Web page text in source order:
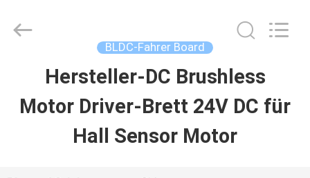
STARTSEITE
PRODUKTE
Shell
Motor
BLDC-Fahrer Board
Hersteller-DC Brushless
Motor Driver-Brett 24V DC für
Hall Sensor Motor